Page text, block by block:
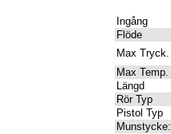
Ingång
Flöde
Max Tryck.
Max Temp.
Längd
Rör Typ
Pistol Typ
Munstycke: